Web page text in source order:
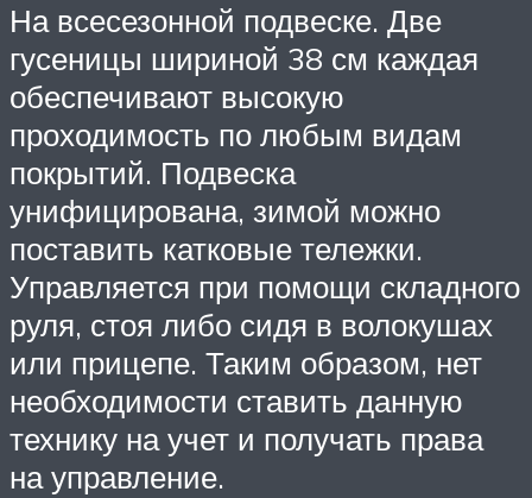
На всесезонной подвеске. Две
гусеницы шириной 38 см каждая
обеспечивают высокую
проходимость по любым видам
покрытий. Подвеска
унифицирована, зимой можно
поставить катковые тележки.
Управляется при помощи складного
руля, стоя либо сидя в волокушах
или прицепе. Таким образом, нет
необходимости ставить данную
технику на учет и получать права
на управление.